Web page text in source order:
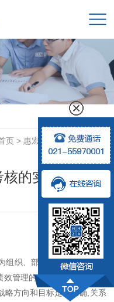
页> 惠宏研究所>惠宏观点
的实在意义
织、部门、个人制定绩效
效管理的基础.我们都知道管
略方向和目标是否正确,关系